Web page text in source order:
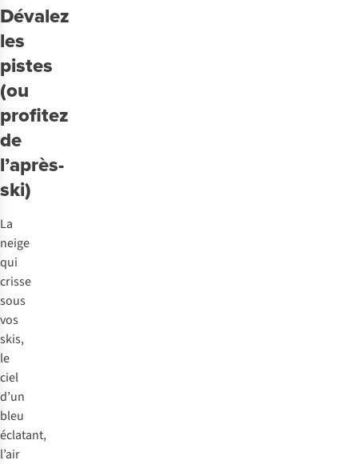
lieux
et
conseils
Dévalez
les
pistes
(ou
profitez
de
l’après-
ski)
La
neige
qui
crisse
sous
vos
skis,
le
ciel
d’un
bleu
éclatant,
l’air